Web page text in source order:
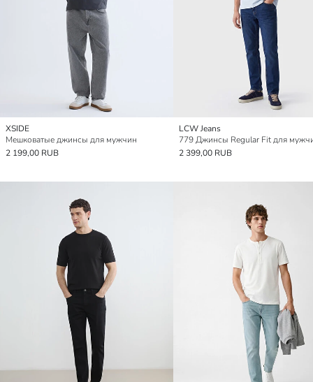
XSIDE
Мешковатые джинсы для мужчин
2 199,00 RUB
LCW Jeans
779 Джинсы Regular Fit для
2 399,00 RUB